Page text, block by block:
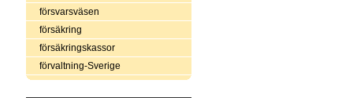
försvarsväsen
försäkring
försäkringskassor
förvaltning-Sverige